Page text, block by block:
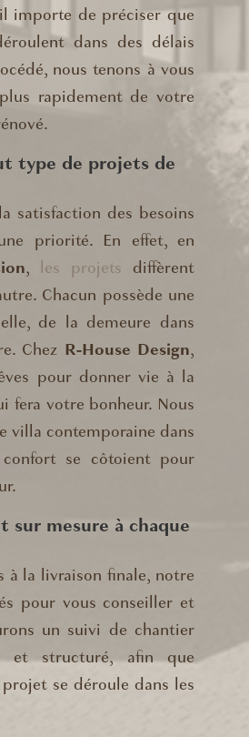
importe de préciser que
dans des délais
nous tenons à vous
rapidement de votre
type de projets de
satisfaction des besoins
priorité. En effet, en
, les projets diffèrent
Chacun possède une
de la demeure dans
Chez R-House Design,
pour donner vie à la
fera votre bonheur. Nous
villa contemporaine dans
se côtoient pour
sur mesure à chaque
à la livraison finale, notre
pour vous conseiller et
un suivi de chantier
et structuré, afin que
se déroule dans les